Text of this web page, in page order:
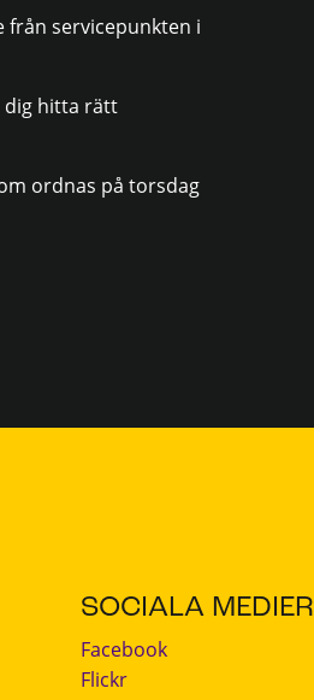
servicepunkten i
dig hitta rätt
ordnas på torsdag
SOCIALA MEDIER
Facebook
Flickr